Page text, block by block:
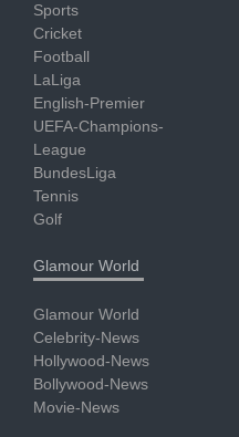
Sports
Cricket
Football
LaLiga
English-Premier
UEFA-Champions-
League
BundesLiga
Tennis
Golf
Glamour World
Glamour World
Celebrity-News
Hollywood-News
Bollywood-News
Movie-News